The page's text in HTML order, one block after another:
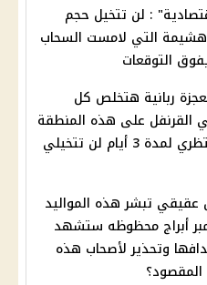
: لن تتخيل حجم
هشيمة التي لامست السحاب
التوقعات
ربانية هتخلص كل
على هذه المنطقة
من جسدك وانتظري لمدة 3 أيام لن تتخيلي
عقيقي تبشر هذه المواليد
أبراج محظوظه ستشهد
وتحذير لأصحاب هذه
المقصود؟